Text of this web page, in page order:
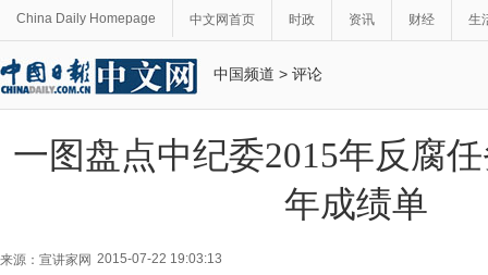
China Daily Homepage 中文网首页 时政 资讯 财经 生
中国频道 > 评论
一图盘点中纪委2015年反腐
年成绩单
来源：宣讲家网 2015-07-22 19:03:13